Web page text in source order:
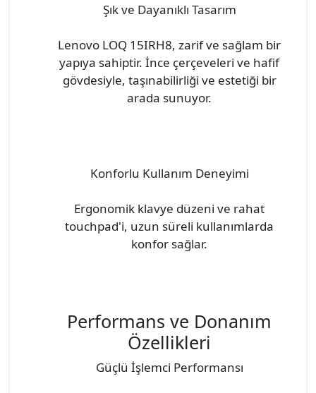
Şık ve Dayanıklı Tasarım
Lenovo LOQ 15IRH8, zarif ve sağlam bir
yapıya sahiptir. İnce çerçeveleri ve hafif
gövdesiyle, taşınabilirliği ve estetiği bir
arada sunuyor.
Konforlu Kullanım Deneyimi
Ergonomik klavye düzeni ve rahat
touchpad'i, uzun süreli kullanımlarda
konfor sağlar.
Performans ve Donanım
Özellikleri
Güçlü İşlemci Performansı